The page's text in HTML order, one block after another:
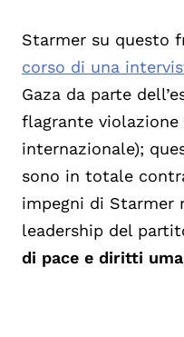
Starmer su questo
corso di una
Gaza da parte
flagrante
internazionale);
sono in totale
impegni di Starmer
leadership del
di pace e diritti